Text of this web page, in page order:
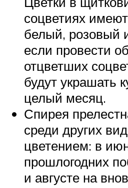
соцветиях
белый, розовый
если провести
отцветших
будут украшать
целый месяц.
Спирея
среди других
цветением: в
прошлогодних
и августе на